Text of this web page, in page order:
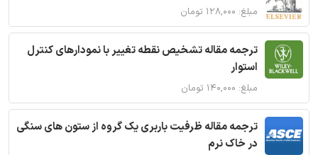
مبلغ: ۱۲۸,۰۰۰ تومان
ترجمه مقاله تشخیص نقطه تغییر با نمودارهای کنترل
استوار
مبلغ: ۱۴۰,۰۰۰ تومان
ترجمه مقاله ظرفیت باربری یک گروه از ستون های سنگی
در خاک نرم